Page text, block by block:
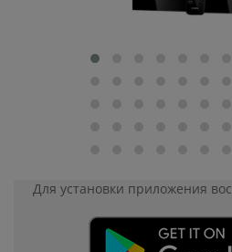
Для установки приложения